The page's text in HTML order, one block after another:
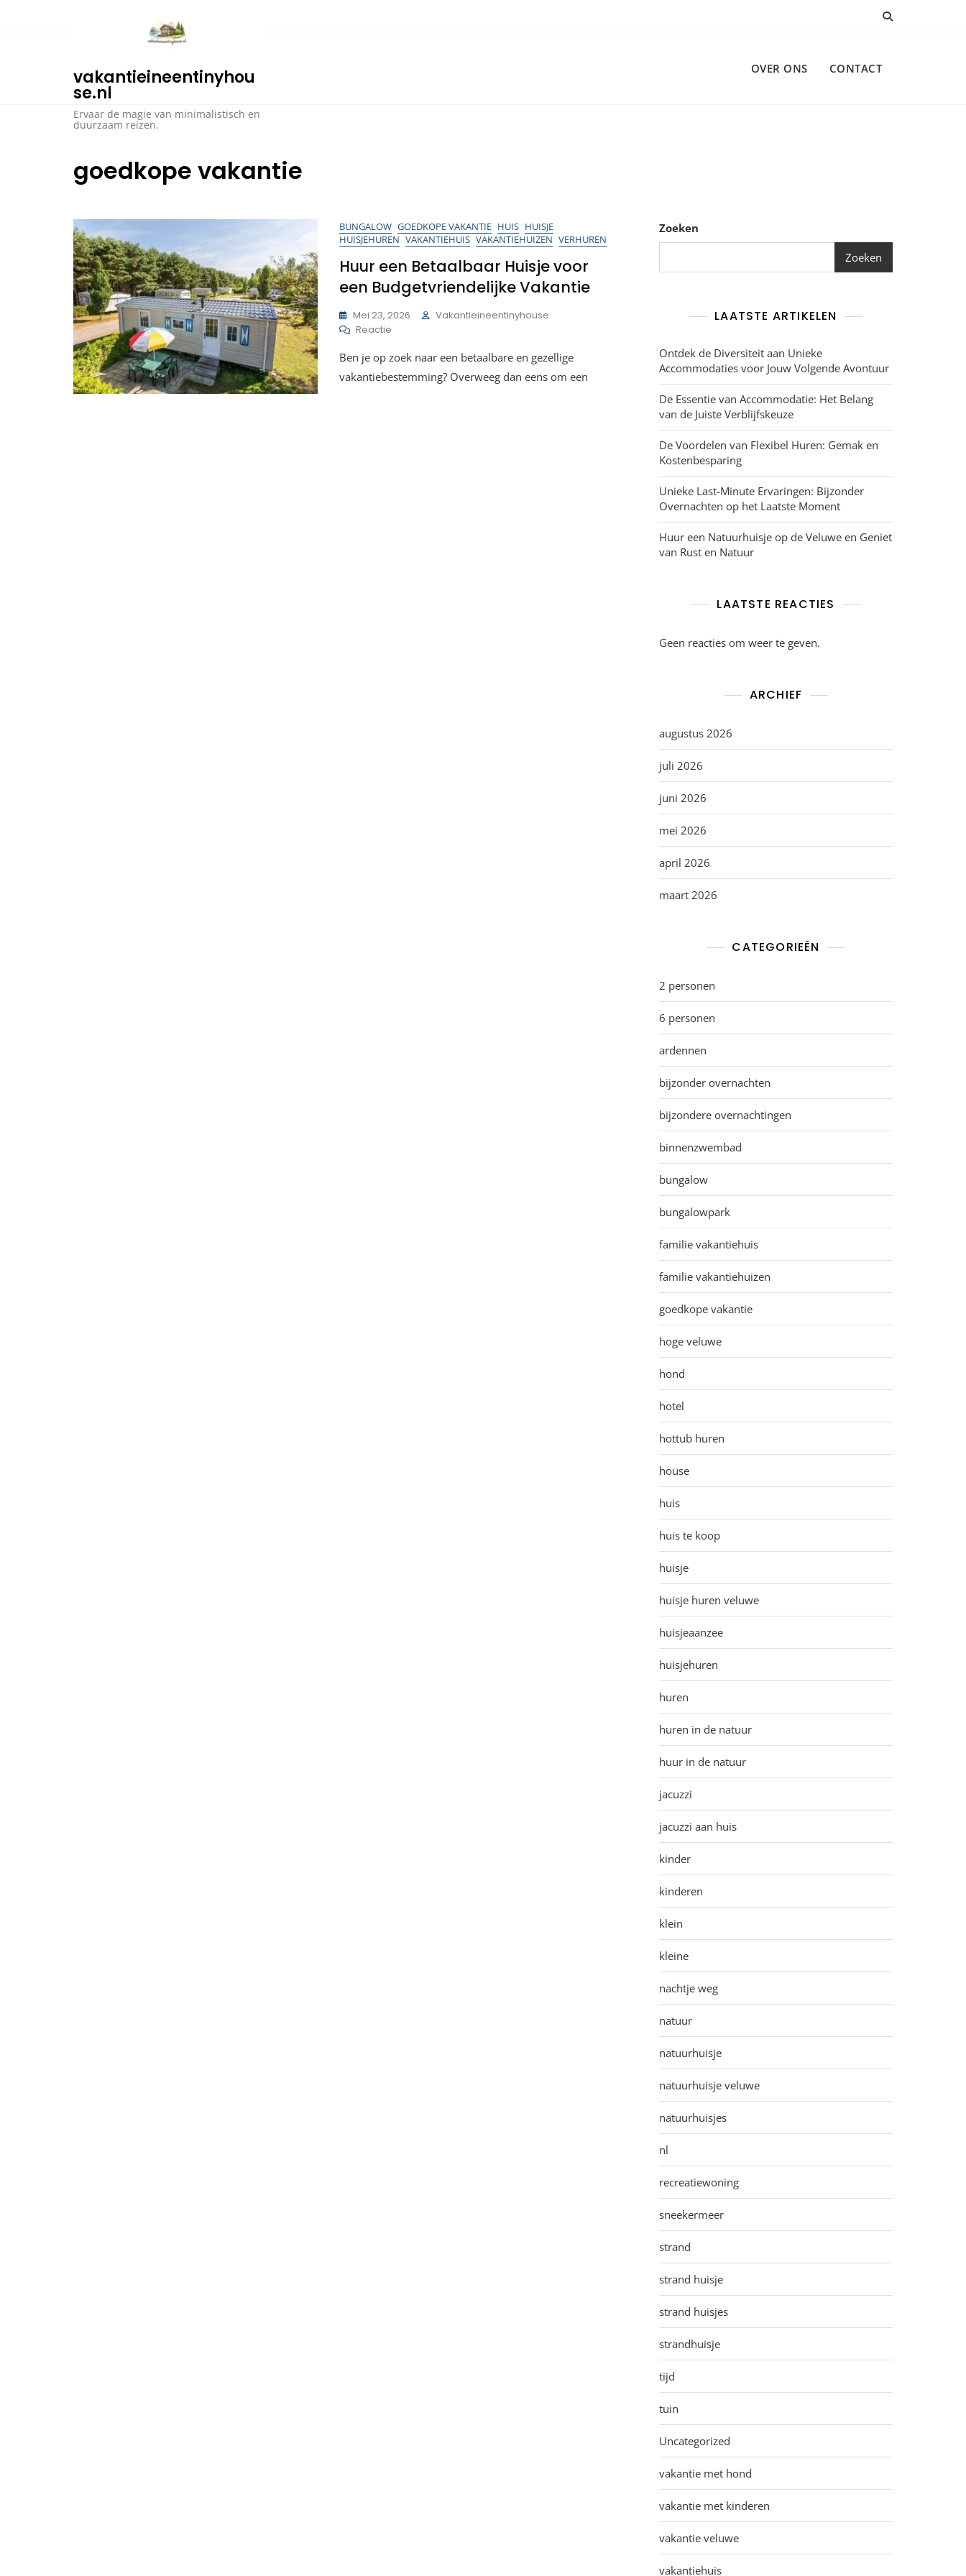
vakantieineentinyhou
se.nl
Ervaar de magie van minimalistisch en
duurzaam reizen.
OVER ONS CONTACT
goedkope vakantie
BUNGALOW GOEDKOPE VAKANTIE HUIS HUISJE
HUISJEHUREN VAKANTIEHUIS VAKANTIEHUIZEN VERHUREN
Huur een Betaalbaar Huisje voor
een Budgetvriendelijke Vakantie
Mei 23, 2026
Vakantieineentinyhouse
Reactie
Een
Betaalbaar
Ben je op zoek naar een betaalbare en gezellige
vakantiebestemming? Overweeg dan eens om een
Zoeken
Zoeken
LAATSTE ARTIKELEN
Ontdek de Diversiteit aan Unieke
Accommodaties voor Jouw Volgende Avontuur
De Essentie van Accommodatie: Het Belang
van de Juiste Verblijfskeuze
De Voordelen van Flexibel Huren: Gemak en
Kostenbesparing
Unieke Last-Minute Ervaringen: Bijzonder
Overnachten op het Laatste Moment
Huur een Natuurhuisje op de Veluwe en Geniet
van Rust en Natuur
LAATSTE REACTIES
Geen reacties om weer te geven.
ARCHIEF
augustus 2026
juli 2026
juni 2026
mei 2026
april 2026
maart 2026
CATEGORIEËN
2 personen
6 personen
ardennen
bijzonder overnachten
bijzondere overnachtingen
binnenzwembad
bungalow
bungalowpark
familie vakantiehuis
familie vakantiehuizen
goedkope vakantie
hoge veluwe
hond
hotel
hottub huren
house
huis
huis te koop
huisje
huisje huren veluwe
huisjeaanzee
huisjehuren
huren
huren in de natuur
huur in de natuur
jacuzzi
jacuzzi aan huis
kinder
kinderen
klein
kleine
nachtje weg
natuur
natuurhuisje
natuurhuisje veluwe
natuurhuisjes
nl
recreatiewoning
sneekermeer
strand
strand huisje
strand huisjes
strandhuisje
tijd
tuin
Uncategorized
vakantie met hond
vakantie met kinderen
vakantie veluwe
vakantiehuis